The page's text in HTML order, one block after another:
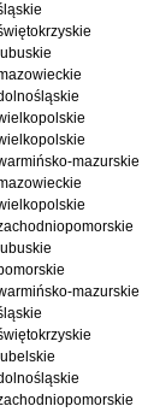
lubuskie
mazurskie
lubuskie
mazurskie
lubelskie